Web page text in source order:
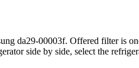
da29-00003f. Offered filter is
side by side, select the